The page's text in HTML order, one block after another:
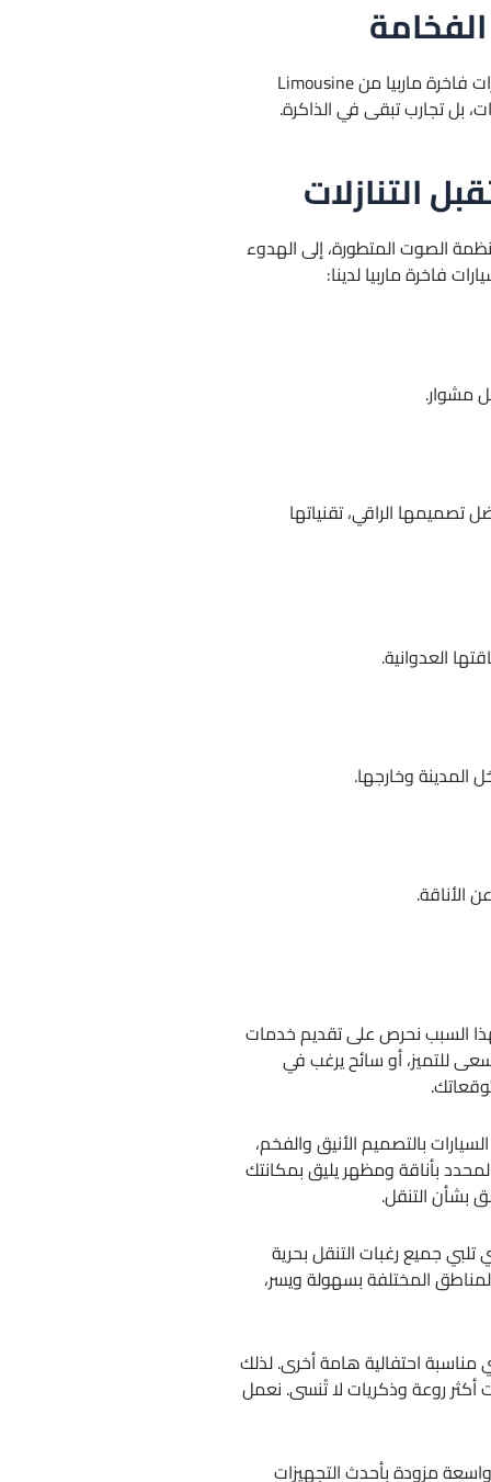
لا يوجد شعور يعادل لحظة دخولك سيارة فاخرة مصممة بكل دقة لتلبية أرقى الأذواق، ومع خدمة ايجار سيارات فاخرة ماربيا من Limousine
التنازلات
الصوت المتطورة، إلى الهدوء
فاخرة ماربيا لدينا:
مشوار.
تصميمها الراقي، تقنياتها
العدوانية.
المدينة وخارجها.
الأناقة.
السبب نحرص على تقديم خدمات
للتميز، أو سائح يرغب في
بالتصميم الأنيق والفخم،
بأناقة ومظهر يليق بمكانتك
بشأن التنقل.
جميع رغبات التنقل بحرية
المختلفة بسهولة ويسر،
احتفالية هامة أخرى. لذلك
أكثر روعة وذكريات لا تُنسى. نعمل
واسعة مزودة بأحدث التجهيزات